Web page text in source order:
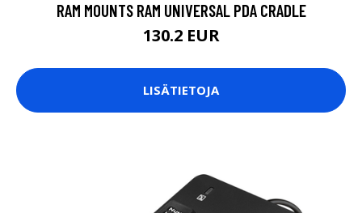
RAM MOUNTS RAM UNIVERSAL PDA CRADLE
130.2 EUR
LISÄTIETOJA